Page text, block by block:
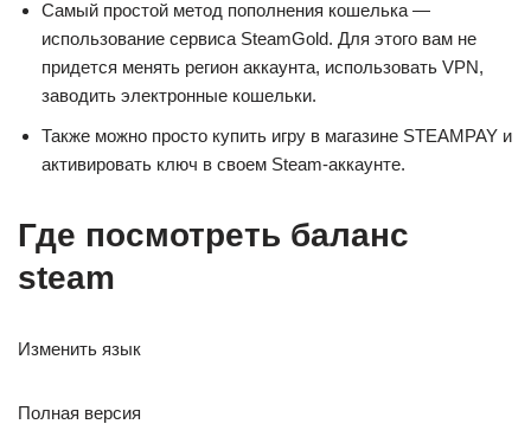
Самый простой метод пополнения кошелька —
использование сервиса SteamGold. Для этого вам не
придется менять регион аккаунта, использовать VPN,
заводить электронные кошельки.
Также можно просто купить игру в магазине STEAMPAY и
активировать ключ в своем Steam-аккаунте.
Где посмотреть баланс
steam
Изменить язык
Полная версия